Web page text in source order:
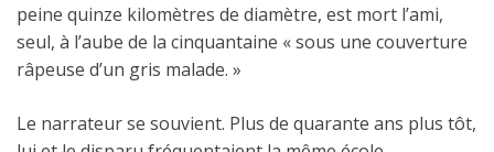
peine quinze kilomètres de diamètre, est mort l’ami,
seul, à l’aube de la cinquantaine « sous une couverture
râpeuse d’un gris malade. »
Le narrateur se souvient. Plus de quarante ans plus tôt,